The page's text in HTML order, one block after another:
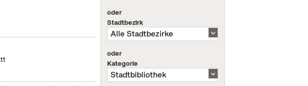
oder
Stadtbezirk
oder
Kategorie